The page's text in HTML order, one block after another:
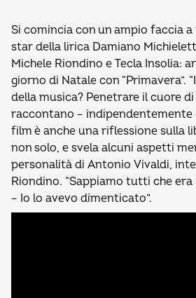
Si comincia con un ampio faccia
star della lirica Damiano
Michele Riondino e Tecla Insolia:
giorno di Natale con “Primavera”.
della musica? Penetrare il cuore
raccontano – indipendentemente
film è anche una riflessione sulla
non solo, e svela alcuni aspetti
personalità di Antonio Vivaldi,
Riondino. “Sappiamo tutti che era
– Io lo avevo dimenticato”.